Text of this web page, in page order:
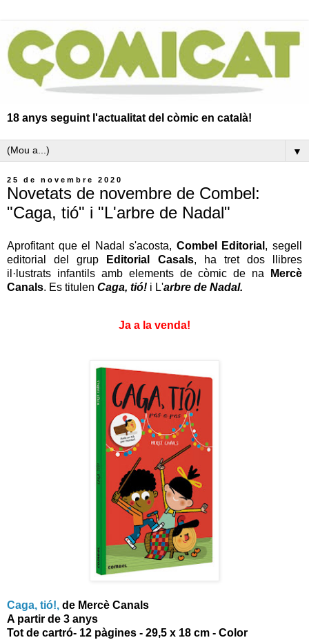
18 anys seguint l'actualitat del còmic en català!
▼
25 de novembre 2020
Novetats de novembre de Combel:
"Caga, tió" i "L'arbre de Nadal"
Aprofitant que el Nadal s'acosta, Combel Editorial , segell
editorial del grup Editorial Casals, ha tret dos llibres
il·lustrats infantils amb elements de còmic de na
Mercè
Canals. Es titulen Caga, tió! i L'arbre de Nadal.
Ja a la venda!
Caga, tió!, de Mercè Canals
A partir de 3 anys
Tot de cartró- 12 pàgines - 29,5 x 18 cm - Color